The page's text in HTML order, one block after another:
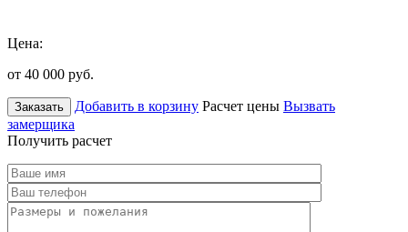
Цена:
от 40 000 руб.
Заказать Добавить в корзину Расчет цены Вызвать
замерщика
Получить расчет